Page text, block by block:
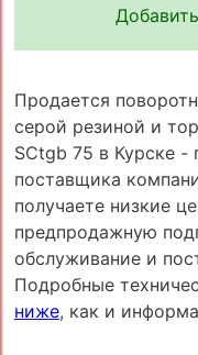
Продается
серой резиной и
SCtgb 75 в Курске -
поставщика
получаете низкие
предпродажную
обслуживание и
Подробные
ниже, как и